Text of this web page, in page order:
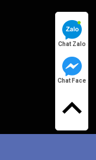
Chat Zalo
Chat Face